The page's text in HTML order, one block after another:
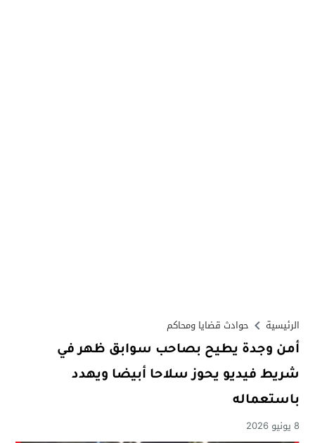
الرئيسية حوادث قضايا ومحاكم
أمن وجدة يطيح بصاحب سوابق ظهر في
شريط فيديو يحوز سلاحا أبيضا ويهدد
باستعماله
8 يونيو 2026